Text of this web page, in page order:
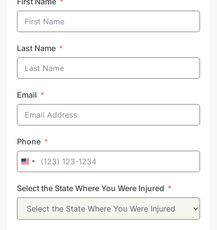
Last Name
Email
Phone
United
+1
Select the State Where You Were Injured